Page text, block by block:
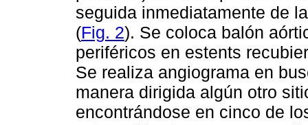
seguida inmediatamente de
(Fig. 2). Se coloca balón
periféricos en estents
Se realiza angiograma en
manera dirigida algún otro
encontrándose en cinco de